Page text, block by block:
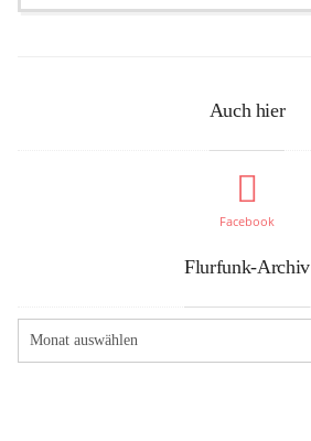
Auch hier
Facebook
Flurfunk-Archiv